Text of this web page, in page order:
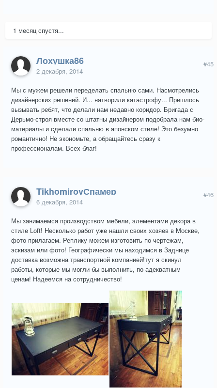
1 месяц спустя...
Лохушка86
2 декабря, 2014
#45
Мы с мужем решели переделать спальню сами. Насмотрелись
дизайнерских решений. И... натворили катастрофу... Пришлось
вызывать ребят, что делали нам недавно коридор. Бригада с
Дерьмо-строя вместе со штатны дизайнером подобрала нам био-
материалы и сделали спальню в японском стиле! Это безумно
романтично! Не экономьте, а обращайтесь сразу к
профессионалам. Всех благ!
TikhomirovСпамер
6 декабря, 2014
#46
Мы занимаемся производством мебели, элементами декора в
стиле Loft! Несколько работ уже нашли своих хозяев в Москве,
фото прилагаем. Реплику можем изготовить по чертежам,
эскизам или фото! Географически мы находимся в Заднице
доставка возможна транспортной компанией!тут я скинул
работы, которые мы могли бы выполнить, по адекватным
ценам! Надеемся на сотрудничество!